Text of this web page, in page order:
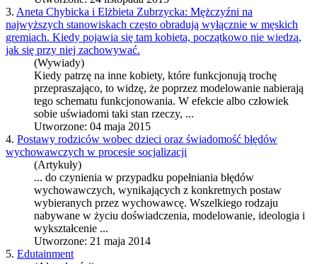
3. Aneta Chybicka i Elżbieta Zubrzycka: Mężczyźni na
najwyższych stanowiskach często obradują wyłącznie w męskich
gremiach. Kiedy pojawia się tam kobieta, początkowo nie wiedzą,
jak się przy niej zachowywać.
(Wywiady)
Kiedy patrzę na inne kobiety, które funkcjonują trochę
przepraszająco, to widzę, że poprzez modelowanie nabierają
tego schematu funkcjonowania. W efekcie albo człowiek
sobie uświadomi taki stan rzeczy, ...
Utworzone: 04 maja 2015
4. Postawy rodziców wobec dzieci oraz świadomość błędów
wychowawczych w procesie socjalizacji
(Artykuły)
... do czynienia w przypadku popełniania błędów
wychowawczych, wynikających z konkretnych postaw
wybieranych przez wychowawcę. Wszelkiego rodzaju
nabywane w życiu doświadczenia, modelowanie, ideologia i
wykształcenie ...
Utworzone: 21 maja 2014
5. Edutainment